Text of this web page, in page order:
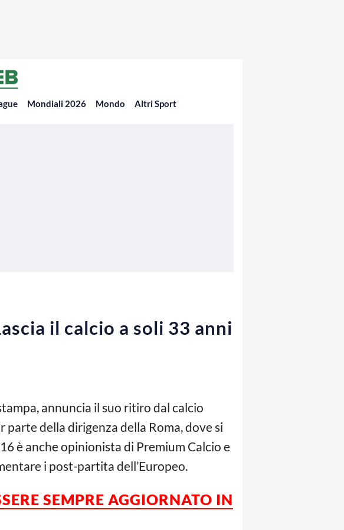
Mondiali 2026 Mondo Altri Sport
il calcio a soli 33 anni
annuncia il suo ritiro dal calcio
parte della dirigenza della Roma, dove si
è anche opinionista di Premium Calcio e
i post-partita dell’Europeo.
SEMPRE AGGIORNATO IN